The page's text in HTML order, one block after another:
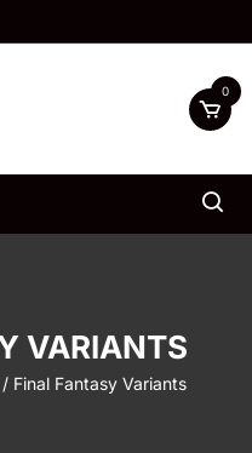
0
VARIANTS
/ Final Fantasy Variants